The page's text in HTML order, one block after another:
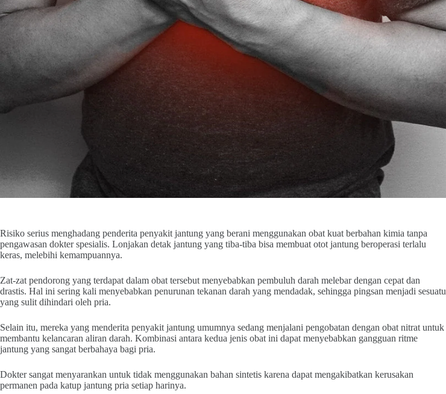
Risiko serius menghadang penderita penyakit jantung yang berani menggunakan obat kuat berbahan kimia tanpa
pengawasan dokter spesialis. Lonjakan detak jantung yang tiba-tiba bisa membuat otot jantung beroperasi terlalu
keras, melebihi kemampuannya.
Zat-zat pendorong yang terdapat dalam obat tersebut menyebabkan pembuluh darah melebar dengan cepat dan
drastis. Hal ini sering kali menyebabkan penurunan tekanan darah yang mendadak, sehingga pingsan menjadi sesuatu
yang sulit dihindari oleh pria.
Selain itu, mereka yang menderita penyakit jantung umumnya sedang menjalani pengobatan dengan obat nitrat untuk
membantu kelancaran aliran darah. Kombinasi antara kedua jenis obat ini dapat menyebabkan gangguan ritme
jantung yang sangat berbahaya bagi pria.
Dokter sangat menyarankan untuk tidak menggunakan bahan sintetis karena dapat mengakibatkan kerusakan
permanen pada katup jantung pria setiap harinya.